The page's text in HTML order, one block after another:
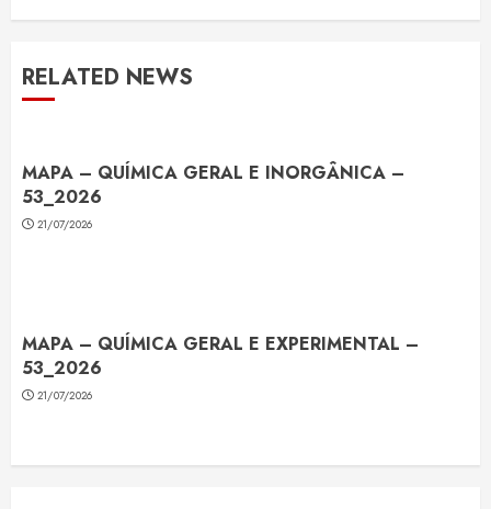
RELATED NEWS
MAPA – QUÍMICA GERAL E INORGÂNICA –
53_2026
21/07/2026
MAPA – QUÍMICA GERAL E EXPERIMENTAL –
53_2026
21/07/2026